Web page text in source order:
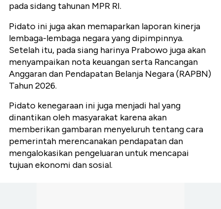
pada sidang tahunan MPR RI.
Pidato ini juga akan memaparkan laporan kinerja
lembaga-lembaga negara yang dipimpinnya.
Setelah itu, pada siang harinya Prabowo juga akan
menyampaikan nota keuangan serta Rancangan
Anggaran dan Pendapatan Belanja Negara (RAPBN)
Tahun 2026.
Pidato kenegaraan ini juga menjadi hal yang
dinantikan oleh masyarakat karena akan
memberikan gambaran menyeluruh tentang cara
pemerintah merencanakan pendapatan dan
mengalokasikan pengeluaran untuk mencapai
tujuan ekonomi dan sosial.